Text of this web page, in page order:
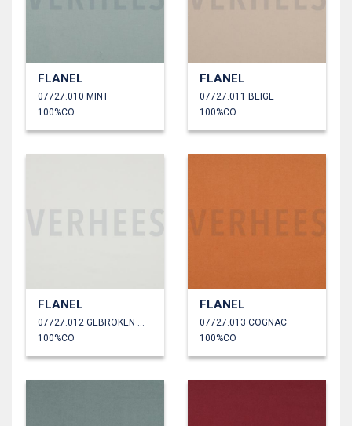
FLANEL
07727.010 MINT
100%CO
FLANEL
07727.011 BEIGE
100%CO
FLANEL
07727.012 GEBROKEN WIT
100%CO
FLANEL
07727.013 COGNAC
100%CO